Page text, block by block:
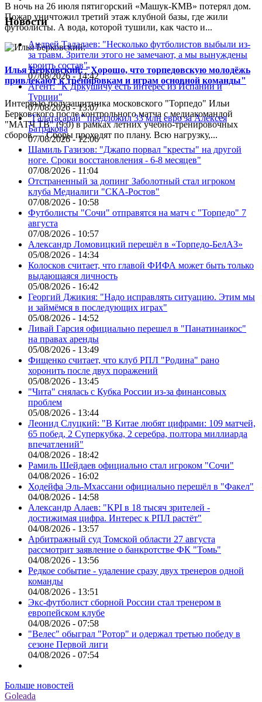
В ночь на 26 июля пятигорский «Машук-КМВ» потерял дом.
Пожар уничтожил третий этаж клубной базы, где жили
футболисты. А вода, которой тушили, как часто и...
Илья Берковский: "Хорошо, что торпедовскую молодёжь
привлекают к тренировкам и играм основной команды"
Интервью полузащитника московского "Торпедо" Ильи
Берковского после контрольного матча с медиакомандой
"МАТЧ ТВ" (9:0) в рамках летних учебно-тренировочных
сборов.— Сборы проходят по плану. Всю нагрузку,...
Новости
Андрей Талалаев: "Несколько футболистов выбыли из-
за травм. Зрители этого не замечают, а мы вынуждены
кроить состав"
07/08/2026 - 14:42
Агент: "К Дркушичу есть интерес из Испании и
Турции"
07/08/2026 - 13:07
"Галатасарай" предложил 33 млн евро за Алексея
Батракова
07/08/2026 - 12:06
Шамиль Газизов: "Джапо порвал "кресты" на другой
ноге. Сроки восстановления - 6-8 месяцев"
07/08/2026 - 11:04
Отстраненный за допинг Заболотный стал игроком
клуба Медиалиги "СКА-Ростов"
07/08/2026 - 10:58
Футболисты "Сочи" отправятся на матч с "Торпедо" 7
августа
07/08/2026 - 10:57
Александр Ломовицкий перешёл в «Торпедо-БелАЗ»
05/08/2026 - 14:34
Колосков считает, что главой ФИФА может быть только
выдающаяся личность
05/08/2026 - 16:42
Георгий Джикия: "Надо исправлять ситуацию. Этим мы
и займёмся в последующих играх"
05/08/2026 - 14:52
Ливай Гарсия официально перешел в "Панатинаикос"
на правах аренды
05/08/2026 - 13:49
Фищенко считает, что клуб РПЛ "Родина" рано
хоронить после двух поражений
05/08/2026 - 13:45
"Чита" снялась с Кубка России из-за финансовых
проблем
05/08/2026 - 13:44
Леонид Слуцкий: "В Китае любят цифрами: 109 матчей,
65 побед, 2 Суперкубка, 2 серебра, полтора миллиарда
впечатлений"
04/08/2026 - 18:42
Рамиль Шейдаев официально стал игроком "Сочи"
04/08/2026 - 16:02
Ходейфа Эль-Мхассани официально перешёл в "Факел"
04/08/2026 - 14:58
Александр Алаев: "KPI в 18 тысяч зрителей -
достижимая цифра. Интерес к РПЛ растёт"
04/08/2026 - 13:57
Арбитражный суд Томской области 27 августа
рассмотрит заявление о банкротстве ФК "Томь"
04/08/2026 - 13:56
Редкое событие - удаление сразу двух тренеров одной
команды
04/08/2026 - 13:51
Экс-футболист сборной России стал тренером в
европейском клубе
04/08/2026 - 07:58
"Велес" обыграл "Ротор" и одержал третью победу в
сезоне Первой лиги
04/08/2026 - 07:54
Больше новостей
Goleada